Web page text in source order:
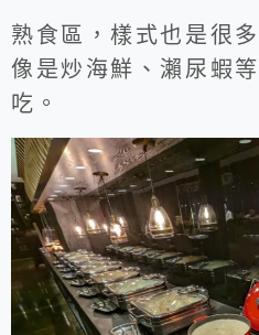
熟食區，樣式也是很
像是炒海鮮、瀨尿蝦
吃。